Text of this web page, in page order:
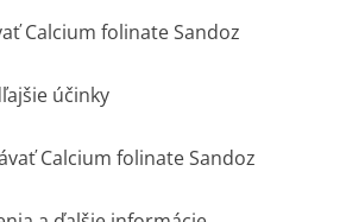
Calcium folinate Sandoz
účinky
Calcium folinate Sandoz